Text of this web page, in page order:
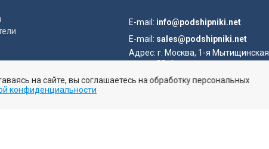
соглашение
E-mail: info@podshipniki.net
E-mail: sales@podshipniki.net
Адрес: г. Москва, 1-я Мытищинская
улица, 28с1
на сайте, вы соглашаетесь на обработку персональных
конфиденциальности